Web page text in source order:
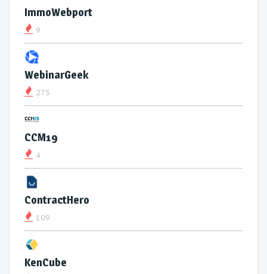
ImmoWebport
9
WebinarGeek
275
CCM19
4
ContractHero
109
KenCube